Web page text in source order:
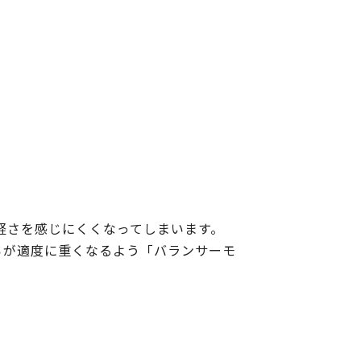
を感じにくくなってしまいます。
適度に重くなるよう「バランサーモ